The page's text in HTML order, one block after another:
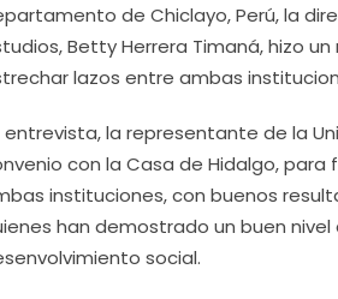
de Chiclayo, Perú, la
Betty Herrera Timaná, hizo
lazos entre ambas
entrevista, la representante de la
con la Casa de Hidalgo,
instituciones, con buenos
han demostrado un buen
social.